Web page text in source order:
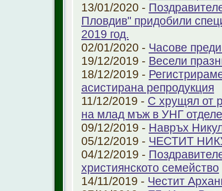
13/01/2020 -
Пловдив" придобили
2019 год.
02/01/2020 - Часове
19/12/2019 - Весели
18/12/2019 -
aсистирана репродукция
11/12/2019 - С хрущял от
на млад мъж в УНГ
09/12/2019 - Навръх
05/12/2019 - ЧЕСТИТ
04/12/2019 -
християнското семейство
14/11/2019 - Честит